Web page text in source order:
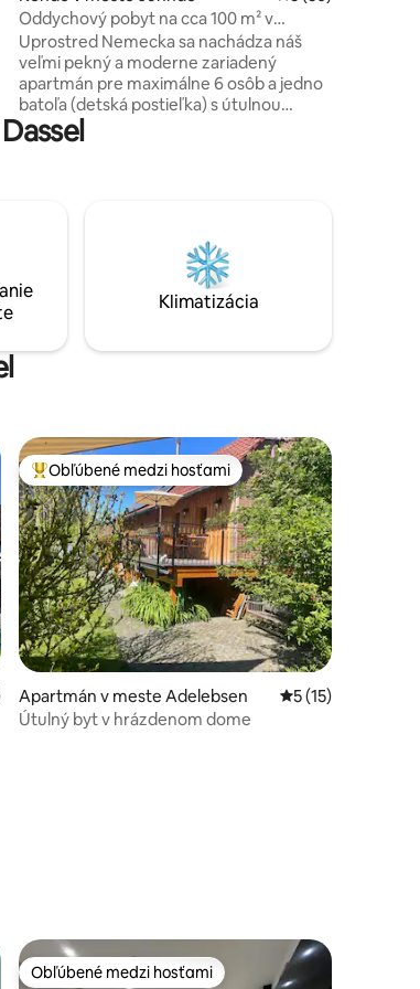
Oddychový pobyt na cca 100 m² v
idylickej lokalite
Uprostred Nemecka sa nachádza náš
veľmi pekný a moderne zariadený
apartmán pre maximálne 6 osôb a jedno
batoľa (detská postieľka) s útulnou
krytou terasou. V idylickej malej dedinke
Barlissen medzi Göttingenom, Hannom
kolegov z práce a remeselníkov, u nás sú
vítaní všetci :) Auto je výhodou!
Klimatizácia
ohodnotenie 5 z 5, počet hodnotení: 8
Najobľúbenejšie medzi hosťami
Obľúbené medzi hosťami
Apartmán v meste Adelebsen Priemerné
5 (15)
Útulný byt v hrázdenom dome
Obľúbené medzi hosťami
Obľúbené medzi hosťami